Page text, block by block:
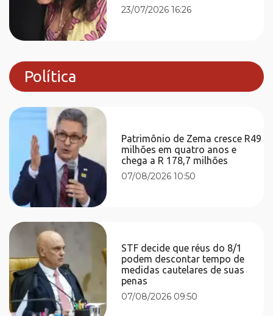
23/07/2026 16:26
Política
Patrimônio de Zema cresce R49
milhões em quatro anos e
chega a R 178,7 milhões
07/08/2026 10:50
STF decide que réus do 8/1
podem descontar tempo de
medidas cautelares de suas
penas
07/08/2026 09:50